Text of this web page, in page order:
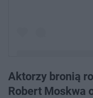
Post udostępniony
Aktorzy bronią
Robert Moskwa